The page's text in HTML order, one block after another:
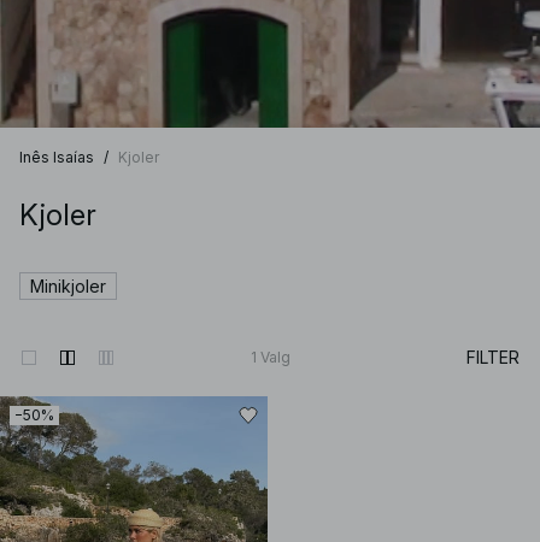
Inês Isaías / Kjoler
Kjoler
Minikjoler
1 Valg FILTER
−50%